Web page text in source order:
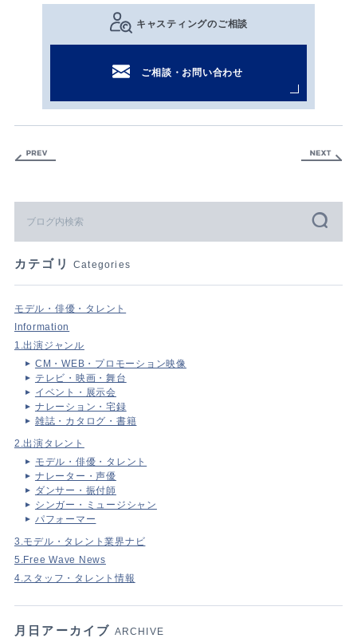
キャスティングのご相談
ご相談・お問い合わせ
カテゴリ Categories
モデル・俳優・タレント
Information
1.出演ジャンル
CM・WEB・プロモーション映像
テレビ・映画・舞台
イベント・展示会
ナレーション・宅録
雑誌・カタログ・書籍
2.出演タレント
モデル・俳優・タレント
ナレーター・声優
ダンサー・振付師
シンガー・ミュージシャン
パフォーマー
3.モデル・タレント業界ナビ
5.Free Wave News
4.スタッフ・タレント情報
月日アーカイブ ARCHIVE